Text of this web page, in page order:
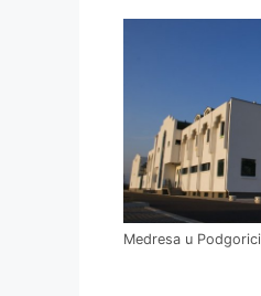
Medresa u Podgorici